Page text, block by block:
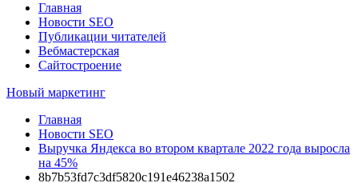
Главная
Новости SEO
Публикации читателей
Вебмастерская
Сайтостроение
Новый маркетинг
Главная
Новости SEO
Выручка Яндекса во втором квартале 2022 года выросла
на 45%
8b7b53fd7c3df5820c191e46238a1502